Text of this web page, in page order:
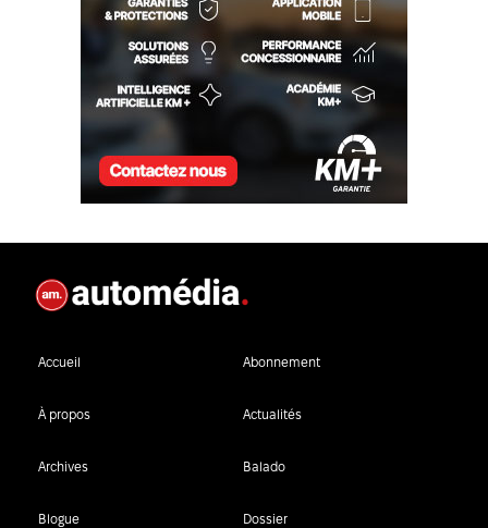
Accueil Abonnement
À propos Actualités
Archives Balado
Blogue Dossier